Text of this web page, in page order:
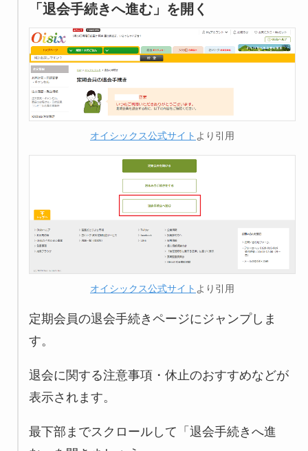
「退会手続きへ進む」を開く
オイシックス公式サイト より引用
オイシックス公式サイト より引用
定期会員の退会手続きページにジャンプしま
す。
退会に関する注意事項・休止のおすすめなどが
表示されます。
最下部までスクロールして「退会手続きへ進